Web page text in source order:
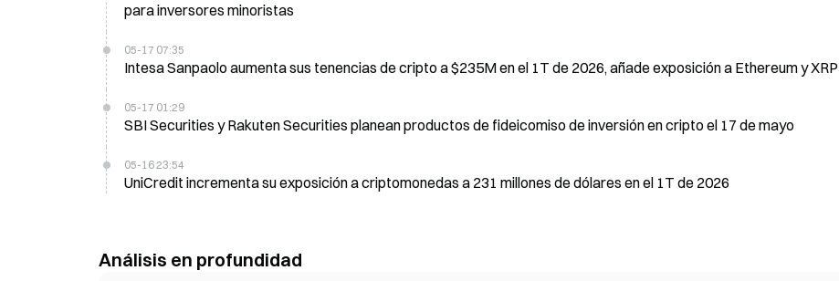
para inversores minoristas
05-17 07:35
Intesa Sanpaolo aumenta sus tenencias de cripto a $235M en el 1T de 2026, añade exposición a Ethereum y XRP
05-17 01:29
SBI Securities y Rakuten Securities planean productos de fideicomiso de inversión en cripto el 17 de mayo
05-16 23:54
UniCredit incrementa su exposición a criptomonedas a 231 millones de dólares en el 1T de 2026
Análisis en profundidad